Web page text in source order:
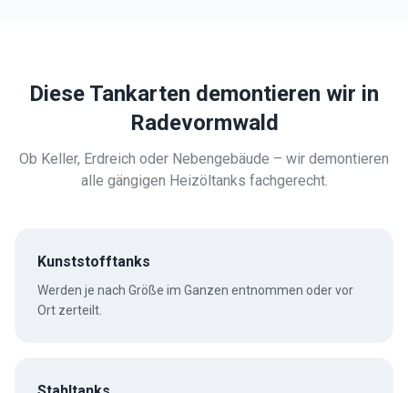
Diese Tankarten demontieren wir in
Radevormwald
Ob Keller, Erdreich oder Nebengebäude – wir demontieren
alle gängigen Heizöltanks fachgerecht.
Kunststofftanks
Werden je nach Größe im Ganzen entnommen oder vor
Ort zerteilt.